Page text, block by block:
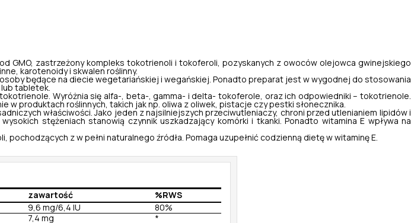
GMO, zastrzeżony kompleks tokotrienoli i tokoferoli, pozyskanych z owoców olejowca gwinejskiego
karotenoidy i skwalen roślinny.
będące na diecie wegetariańskiej i wegańskiej. Ponadto preparat jest w wygodnej do stosowania
tabletek.
Wyróżnia się alfa-, beta-, gamma- i delta- tokoferole, oraz ich odpowiedniki – tokotrienole.
produktach roślinnych, takich jak np. oliwa z oliwek, pistacje czy pestki słonecznika.
właściwości. Jako jeden z najsilniejszych przeciwutleniaczy, chroni przed utlenianiem lipidów i
stężeniach stanowią czynnik uszkadzający komórki i tkanki. Ponadto witamina E wpływa na
z w pełni naturalnego źródła. Pomaga uzupełnić codzienną dietę w witaminę E.
zawartość
%RWS
9,6 mg/6,4 IU
80%
7,4 mg
*